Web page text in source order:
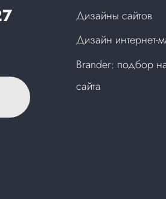
Дизайны сайтов
Дизайн интернет-
Brander: подбор
сайта